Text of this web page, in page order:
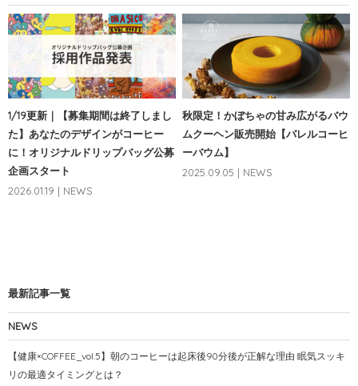
1/19更新｜【募集期間は終了しまし
た】あなたのデザインがコーヒー
に！オリジナルドリップバッグ公募
企画スタート
2026.01.19 | NEWS
秋限定！かぼちゃの甘み広がるバウ
ムクーヘン販売開始【バレルコーヒ
ーバウム】
2025.09.05 | NEWS
最新記事一覧
NEWS
【健康×COFFEE_vol.5】朝のコーヒーは起床後90分後が正解な理由 眠気スッキ
リの最適タイミングとは？